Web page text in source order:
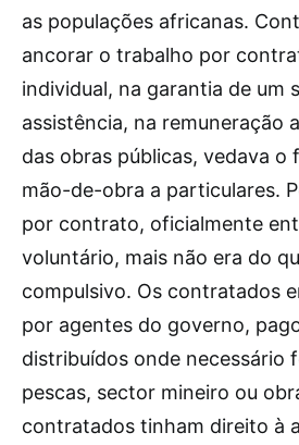
as populações africanas.
ancorar o trabalho por
individual, na garantia de um
assistência, na remuneração
das obras públicas, vedava o
mão-de-obra a particulares.
por contrato, oficialmente
voluntário, mais não era do
compulsivo. Os contratados
por agentes do governo,
distribuídos onde necessário
pescas, sector mineiro ou
contratados tinham direito à